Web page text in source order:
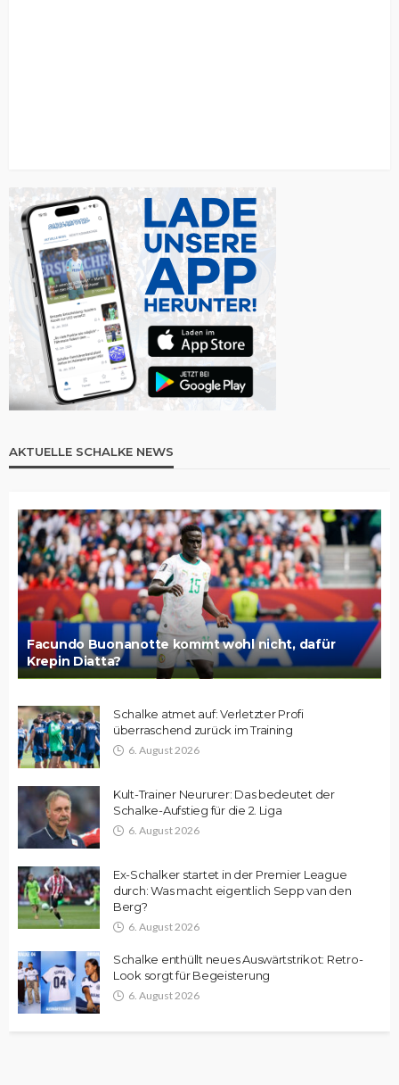
AKTUELLE SCHALKE NEWS
Facundo Buonanotte kommt wohl nicht, dafür
Krepin Diatta?
Schalke atmet auf: Verletzter Profi
überraschend zurück im Training
6. August 2026
Kult-Trainer Neururer: Das bedeutet der
Schalke-Aufstieg für die 2. Liga
6. August 2026
Ex-Schalker startet in der Premier League
durch: Was macht eigentlich Sepp van den
Berg?
6. August 2026
Schalke enthüllt neues Auswärtstrikot: Retro-
Look sorgt für Begeisterung
6. August 2026